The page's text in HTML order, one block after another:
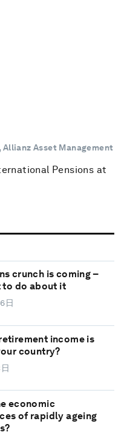
Asset Management
Pensions at
crunch is coming –
to do about it
日
income is
country?
economic
of rapidly ageing